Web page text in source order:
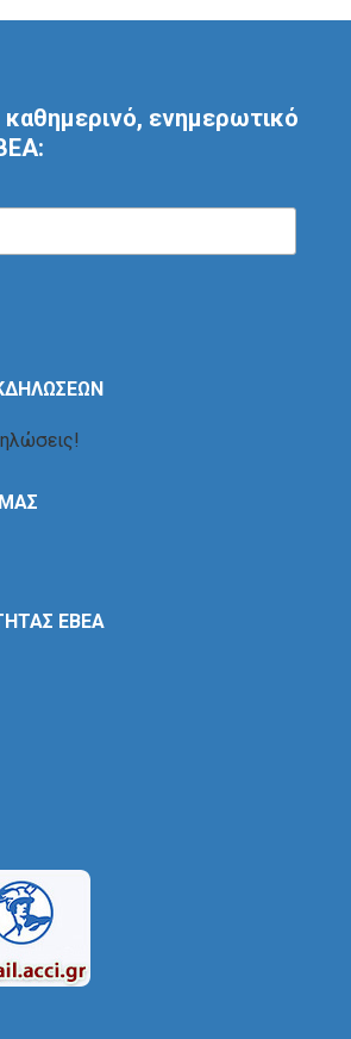
ενημερωτικό
ΕΒΕΑ